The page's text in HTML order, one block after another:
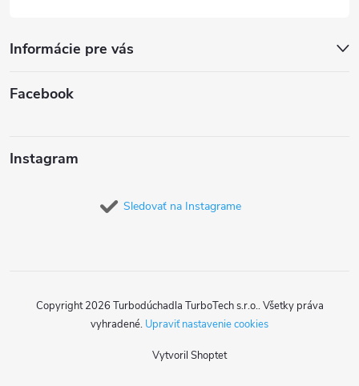
Informácie pre vás
Facebook
Instagram
Sledovať na Instagrame
Vytvoril Shoptet
Copyright 2026 Turbodúchadla TurboTech s.r.o.. Všetky práva
vyhradené. Upraviť nastavenie cookies